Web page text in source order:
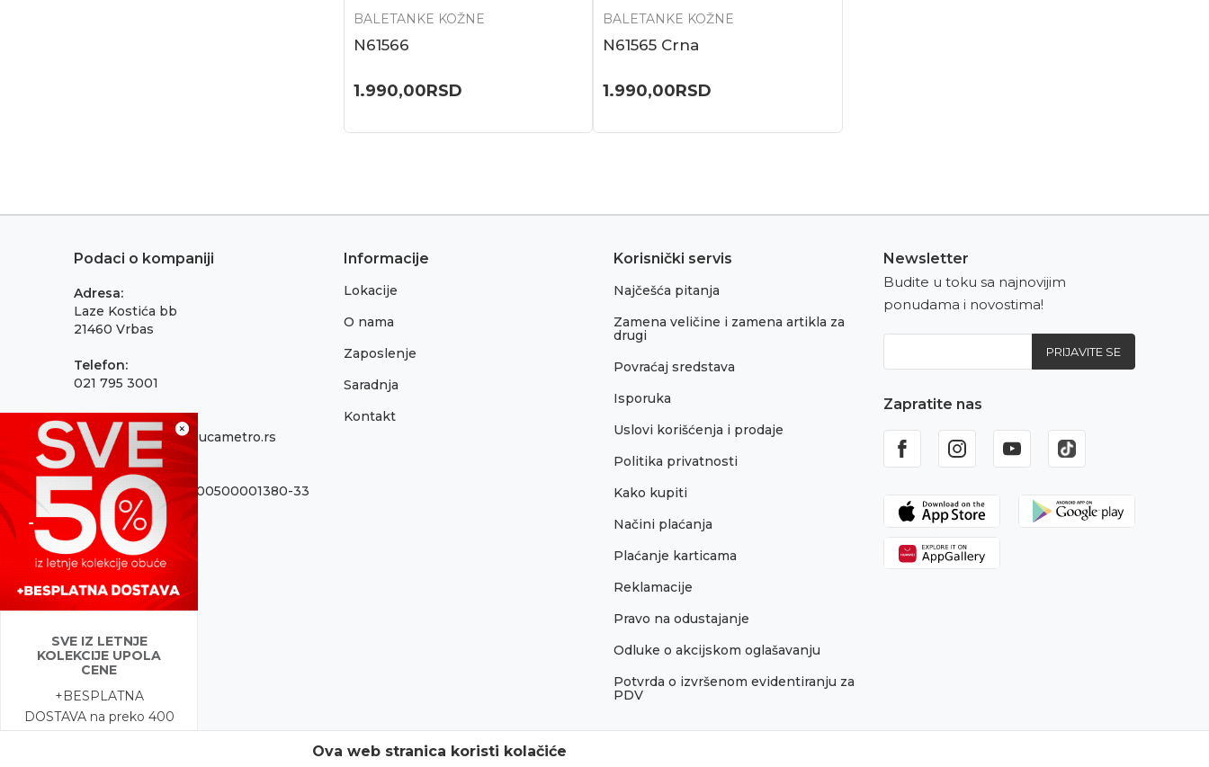
×
SVE IZ LETNJE
KOLEKCIJE UPOLA
CENE
+BESPLATNA
DOSTAVA na preko 400
BALETANKE KOŽNE
N61566
1.990,00RSD
BALETANKE KOŽNE
N61565 Crna
1.990,00RSD
Podaci o kompaniji
Adresa:
Laze Kostića bb
21460 Vrbas
Telefon:
021 795 3001
Email:
onlinepodrska@obucametro.rs
Račun:
OTP Banka 325-9500500001380-33
PIB:
100637224
Matični broj
08698856
Informacije
Lokacije
O nama
Zaposlenje
Saradnja
Kontakt
Korisnički servis
Najčešća pitanja
Zamena veličine i zamena artikla za
drugi
Povraćaj sredstava
Isporuka
Uslovi korišćenja i prodaje
Politika privatnosti
Kako kupiti
Načini plaćanja
Plaćanje karticama
Reklamacije
Pravo na odustajanje
Odluke o akcijskom oglašavanju
Potvrda o izvršenom evidentiranju za
PDV
Newsletter
Budite u toku sa najnovijim
ponudama i novostima!
PRIJAVITE SE
Zapratite nas
Ova web stranica koristi kolačiće